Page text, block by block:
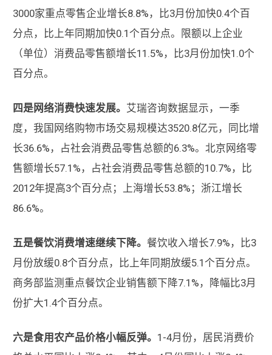
3000家重点零售企业增长8.8%，比3月份加快0.4个百
分点，比上年同期加快0.1个百分点。限额以上企业
（单位）消费品零售额增长11.5%，比3月份加快1.0个
百分点。
四是网络消费快速发展。 艾瑞咨询数据显示，一季
度，我国网络购物市场交易规模达3520.8亿元，同比增
长36.6%，占社会消费品零售总额的6.3%。北京网络零
售额增长57.1%，占社会消费品零售总额的10.7%，比
2012年提高3个百分点；上海增长53.8%；浙江增长
86.6%。
五是餐饮消费增速继续下降。 餐饮收入增长7.9%，比3
月份放缓0.8个百分点，比上年同期放缓5.1个百分点。
商务部监测重点餐饮企业销售额下降7.1%，降幅比3月
份扩大1.4个百分点。
六是食用农产品价格小幅反弹。 1-4月份，居民消费价